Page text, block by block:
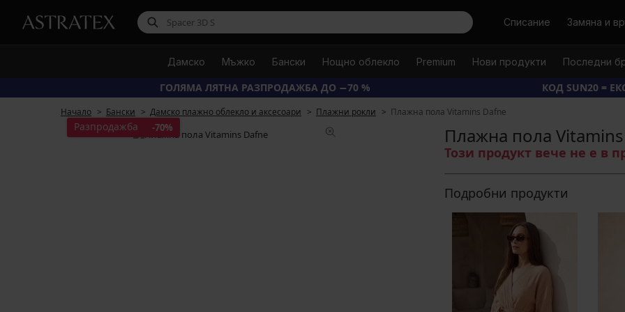
ТърсиСписание Замяна и
Дамско Мъжко Бански Нощно облекло Premium Нови продукти Последни
ГОЛЯМА ЛЯТНА РАЗПРОДАЖБА ДО −70 % КОД SUN20 =
Начало Бански Дамско плажно облекло и аксесоари Плажни рокли Плажна пола Vitamins Dafne
Разпродажба -70% Плажна пола
Този продукт вече не е в
Подробни продукти